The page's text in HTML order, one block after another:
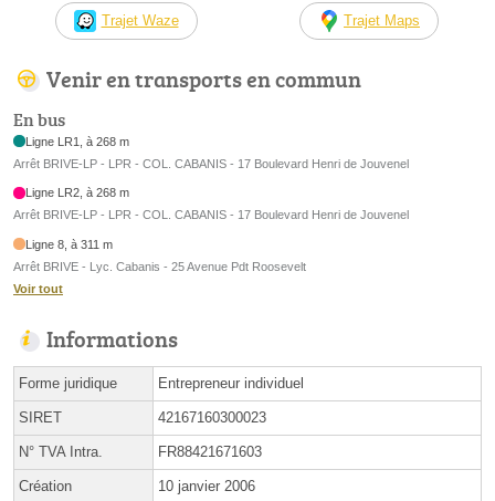
Trajet Waze Trajet Maps
Venir en transports en commun
En bus
Ligne LR1, à 268 m
Arrêt BRIVE-LP - LPR - COL. CABANIS - 17 Boulevard Henri de Jouvenel
Ligne LR2, à 268 m
Arrêt BRIVE-LP - LPR - COL. CABANIS - 17 Boulevard Henri de Jouvenel
Ligne 8, à 311 m
Arrêt BRIVE - Lyc. Cabanis - 25 Avenue Pdt Roosevelt
Voir tout
Informations
Forme juridique Entrepreneur individuel
SIRET 42167160300023
N° TVA Intra. FR88421671603
Création 10 janvier 2006